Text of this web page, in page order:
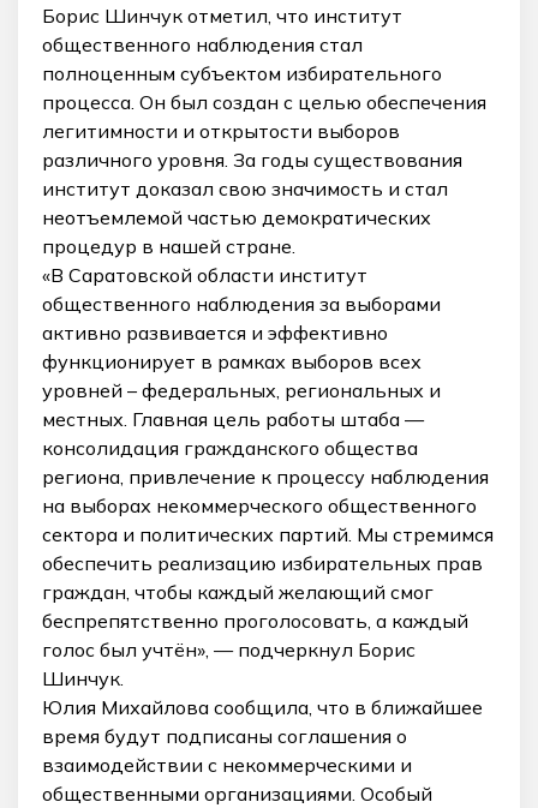
Борис Шинчук отметил, что институт
общественного наблюдения стал
полноценным субъектом избирательного
процесса. Он был создан с целью обеспечения
легитимности и открытости выборов
различного уровня. За годы существования
институт доказал свою значимость и стал
неотъемлемой частью демократических
процедур в нашей стране.
«В Саратовской области институт
общественного наблюдения за выборами
активно развивается и эффективно
функционирует в рамках выборов всех
уровней – федеральных, региональных и
местных. Главная цель работы штаба —
консолидация гражданского общества
региона, привлечение к процессу наблюдения
на выборах некоммерческого общественного
сектора и политических партий. Мы стремимся
обеспечить реализацию избирательных прав
граждан, чтобы каждый желающий смог
беспрепятственно проголосовать, а каждый
голос был учтён», — подчеркнул Борис
Шинчук.
Юлия Михайлова сообщила, что в ближайшее
время будут подписаны соглашения о
взаимодействии с некоммерческими и
общественными организациями. Особый